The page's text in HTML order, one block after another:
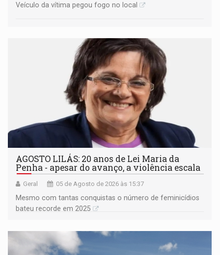
Veículo da vítima pegou fogo no local
AGOSTO LILÁS: 20 anos de Lei Maria da
Penha - apesar do avanço, a violência escala
Geral 05 de Agosto de 2026 às 15:37
Mesmo com tantas conquistas o número de feminicídios
bateu recorde em 2025